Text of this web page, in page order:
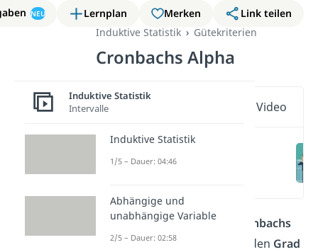
NEU Lernplan Merken
Link teilen
Induktive Statistik
Gütekriterien
Cronbachs Alpha
Wichtige Inhalte in diesem Video
Dieser Beitrag behandelt
Cronbachs
Alphaals ein Verfahren, das den Grad
Induktive Statistik
Intervalle
Induktive Statistik
1/5 – Dauer: 04:46
Abhängige und
unabhängige Variable
2/5 – Dauer: 02:58